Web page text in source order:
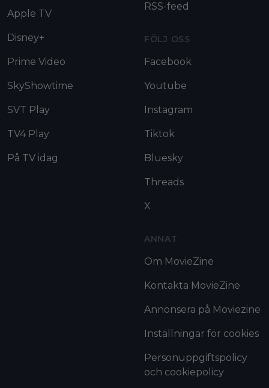
Apple TV
Disney+
Prime Video
SkyShowtime
SVT Play
TV4 Play
På TV idag
RSS-feed
FÖLJ OSS
Facebook
Youtube
Instagram
Tiktok
Bluesky
Threads
X
ANNAT
Om MovieZine
Kontakta MovieZine
Annonsera på Moviezine
Inställningar för cookies
Personuppgiftspolicy
och cookiepolicy